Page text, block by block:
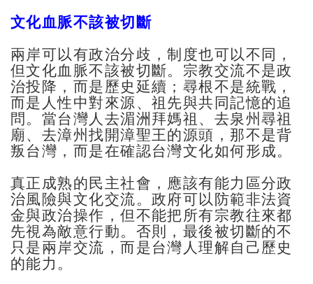
文化血脈不該被切斷
兩岸可以有政治分歧，制度也可以不同，
但文化血脈不該被切斷。宗教交流不是政
治投降，而是歷史延續；尋根不是統戰，
而是人性中對來源、祖先與共同記憶的追
問。當台灣人去湄洲拜媽祖、去泉州尋祖
廟、去漳州找開漳聖王的源頭，那不是背
叛台灣，而是在確認台灣文化如何形成。
真正成熟的民主社會，應該有能力區分政
治風險與文化交流。政府可以防範非法資
金與政治操作，但不能把所有宗教往來都
先視為敵意行動。否則，最後被切斷的不
只是兩岸交流，而是台灣人理解自己歷史
的能力。